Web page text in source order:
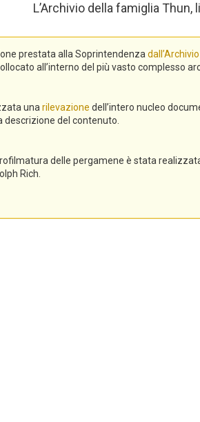
L’Archivio della famiglia
prestata alla Soprintendenza
all’interno del più vasto complesso
una rilevazione dell’intero nucleo
descrizione del contenuto.
delle pergamene è stata
Rich.